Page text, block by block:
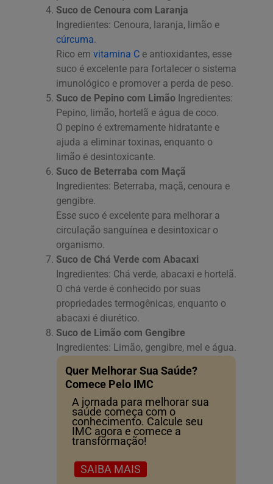
Suco de Cenoura com Laranja
Ingredientes: Cenoura, laranja, limão e
cúrcuma.
Rico em vitamina C e antioxidantes, esse
suco é excelente para fortalecer o sistema
imunológico e promover a perda de peso.
Suco de Pepino com Limão Ingredientes:
Pepino, limão, hortelã e água de coco.
O pepino é extremamente hidratante e
ajuda a eliminar toxinas, enquanto o
limão é desintoxicante.
Suco de Beterraba com Maçã
Ingredientes: Beterraba, maçã, cenoura e
gengibre.
Esse suco é excelente para melhorar a
circulação sanguínea e desintoxicar o
organismo.
Suco de Chá Verde com Abacaxi
Ingredientes: Chá verde, abacaxi e hortelã.
O chá verde é conhecido por suas
propriedades termogênicas, enquanto o
abacaxi é diurético.
Suco de Limão com Gengibre
Ingredientes: Limão, gengibre, mel e água.
Quer Melhorar Sua Saúde?
Comece Pelo IMC
A jornada para melhorar sua
saúde começa com o
conhecimento. Calcule seu
IMC agora e comece a
transformação!
SAIBA MAIS